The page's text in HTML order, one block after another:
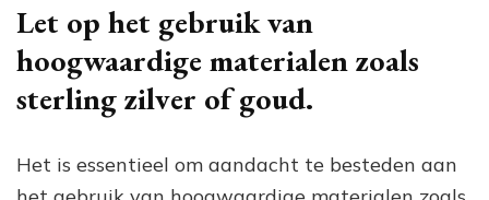
Let op het gebruik van
hoogwaardige materialen zoals
sterling zilver of goud.
Het is essentieel om aandacht te besteden aan